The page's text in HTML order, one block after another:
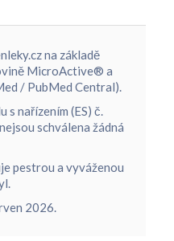
na základě
MicroActive® a
/ PubMed Central).
s nařízením (ES) č.
schválena žádná
pestrou a vyváženou
2026.